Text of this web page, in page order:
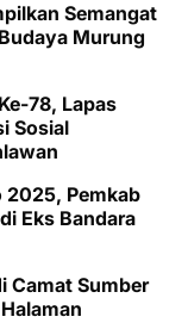
Semangat
Murung
78, Lapas
Sosial
2025, Pemkab
Eks Bandara
Camat Sumber